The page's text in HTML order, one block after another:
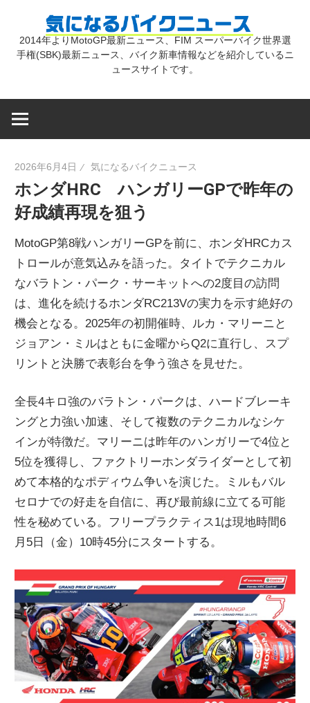
気
バ
イ
ク
ニ
ー
ス
2014年よりMotoGP最新ニュース、FIM スーパーバイク世界選
手権(SBK)最新ニュース、バイク新車情報などを紹介しているニ
ュースサイトです。
2026年6月4日 気になるバイクニュース
ホンダHRC ハンガリーGPで昨年の
好成績再現を狙う
MotoGP第8戦ハンガリーGPを前に、ホンダHRCカス
トロールが意気込みを語った。タイトでテクニカル
なバラトン・パーク・サーキットへの2度目の訪問
は、進化を続けるホンダRC213Vの実力を示す絶好の
機会となる。2025年の初開催時、ルカ・マリーニと
ジョアン・ミルはともに金曜からQ2に直行し、スプ
リントと決勝で表彰台を争う強さを見せた。
全長4キロ強のバラトン・パークは、ハードブレーキ
ングと力強い加速、そして複数のテクニカルなシケ
インが特徴だ。マリーニは昨年のハンガリーで4位と
5位を獲得し、ファクトリーホンダライダーとして初
めて本格的なポディウム争いを演じた。ミルもバル
セロナでの好走を自信に、再び最前線に立てる可能
性を秘めている。フリープラクティス1は現地時間6
月5日（金）10時45分にスタートする。